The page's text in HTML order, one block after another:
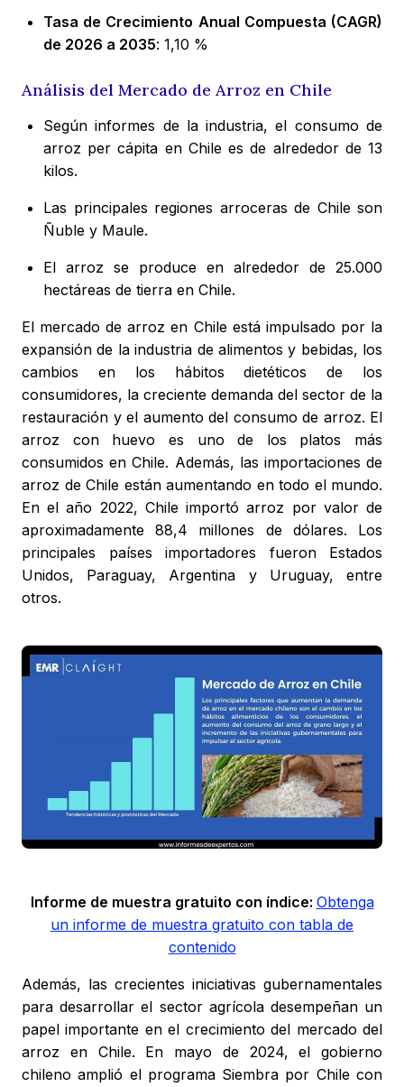
Tasa de Crecimiento Anual Compuesta (CAGR)
de 2026 a 2035: 1,10 %
Análisis del Mercado de Arroz en Chile
Según informes de la industria, el consumo de
arroz per cápita en Chile es de alrededor de 13
kilos.
Las principales regiones arroceras de Chile son
Ñuble y Maule.
El arroz se produce en alrededor de 25.000
hectáreas de tierra en Chile.
El mercado de arroz en Chile está impulsado por la
expansión de la industria de alimentos y bebidas, los
cambios en los hábitos dietéticos de los
consumidores, la creciente demanda del sector de la
restauración y el aumento del consumo de arroz. El
arroz con huevo es uno de los platos más
consumidos en Chile. Además, las importaciones de
arroz de Chile están aumentando en todo el mundo.
En el año 2022, Chile importó arroz por valor de
aproximadamente 88,4 millones de dólares. Los
principales países importadores fueron Estados
Unidos, Paraguay, Argentina y Uruguay, entre
otros.
Informe de muestra gratuito con índice: Obtenga
un informe de muestra gratuito con tabla de
contenido
Además, las crecientes iniciativas gubernamentales
para desarrollar el sector agrícola desempeñan un
papel importante en el crecimiento del mercado del
arroz en Chile. En mayo de 2024, el gobierno
chileno amplió el programa Siembra por Chile con